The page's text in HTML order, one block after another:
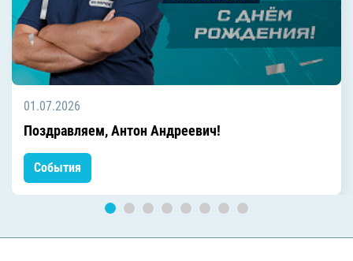
01.07.2026
Поздравляем, Антон Андреевич!
События